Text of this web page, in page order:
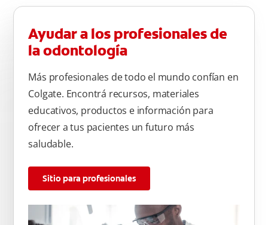
Ayudar a los profesionales de
la odontología
Más profesionales de todo el mundo confían en
Colgate. Encontrá recursos, materiales
educativos, productos e información para
ofrecer a tus pacientes un futuro más
saludable.
Sitio para profesionales